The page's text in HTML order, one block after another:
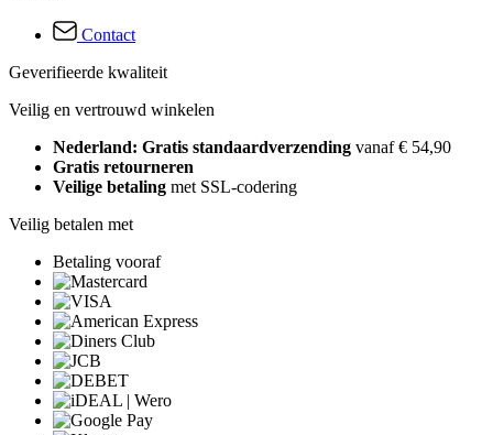
Contact
Geverifieerde kwaliteit
Veilig en vertrouwd winkelen
Nederland: Gratis standaardverzending vanaf € 54,90
Gratis retourneren
Veilige betaling met SSL-codering
Veilig betalen met
Betaling vooraf